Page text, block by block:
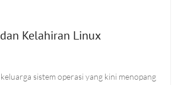
Kelahiran Linux
sistem operasi yang kini menopang